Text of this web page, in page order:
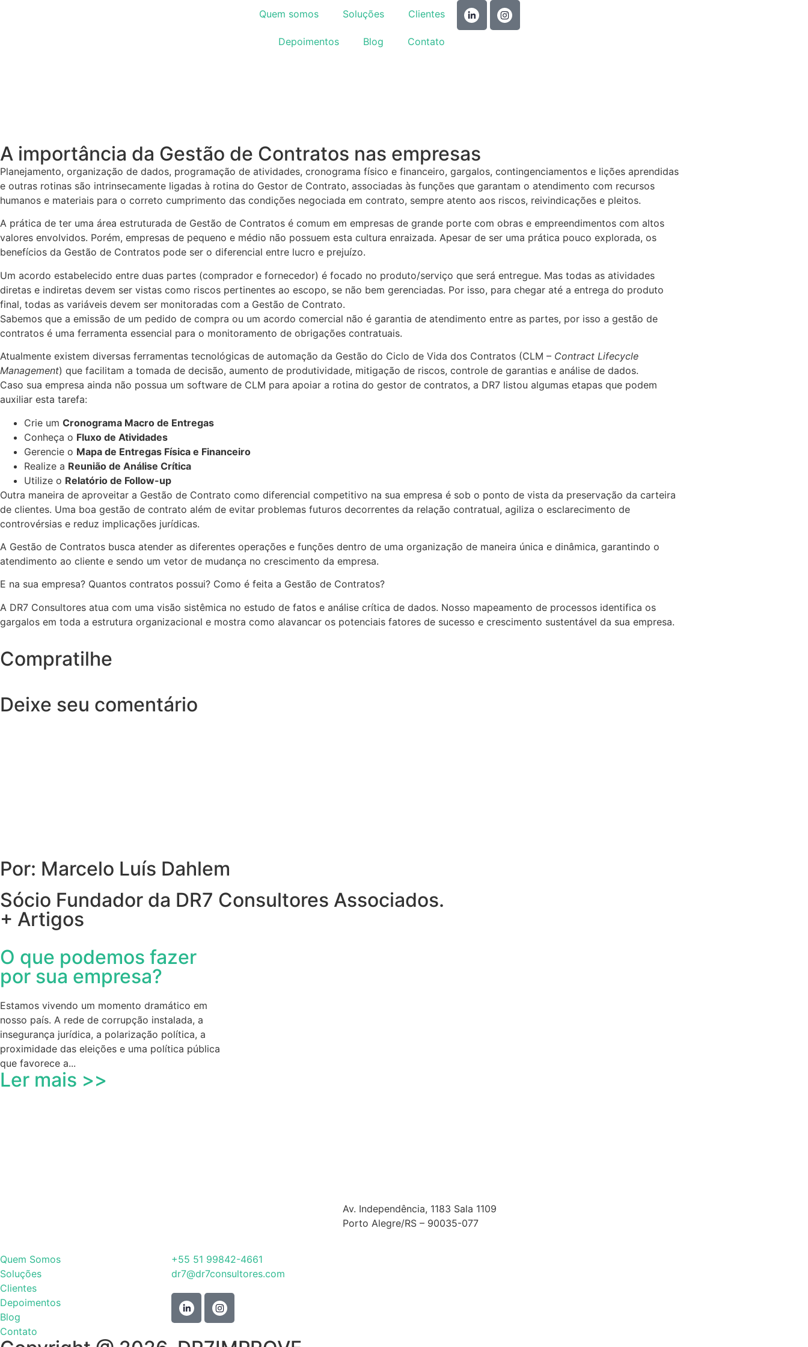
Quem somos Soluções Clientes
Depoimentos Blog Contato
A importância da Gestão de Contratos nas empresas
Planejamento, organização de dados, programação de atividades, cronograma físico e financeiro, gargalos, contingenciamentos e lições aprendidas
e outras rotinas são intrinsecamente ligadas à rotina do Gestor de Contrato, associadas às funções que garantam o atendimento com recursos
humanos e materiais para o correto cumprimento das condições negociada em contrato, sempre atento aos riscos, reivindicações e pleitos.
A prática de ter uma área estruturada de Gestão de Contratos é comum em empresas de grande porte com obras e empreendimentos com altos
valores envolvidos. Porém, empresas de pequeno e médio não possuem esta cultura enraizada. Apesar de ser uma prática pouco explorada, os
benefícios da Gestão de Contratos pode ser o diferencial entre lucro e prejuízo.
Um acordo estabelecido entre duas partes (comprador e fornecedor) é focado no produto/serviço que será entregue. Mas todas as atividades
diretas e indiretas devem ser vistas como riscos pertinentes ao escopo, se não bem gerenciadas. Por isso, para chegar até a entrega do produto
final, todas as variáveis devem ser monitoradas com a Gestão de Contrato.
Sabemos que a emissão de um pedido de compra ou um acordo comercial não é garantia de atendimento entre as partes, por isso a gestão de
contratos é uma ferramenta essencial para o monitoramento de obrigações contratuais.
Atualmente existem diversas ferramentas tecnológicas de automação da Gestão do Ciclo de Vida dos Contratos (CLM – Contract Lifecycle
Management) que facilitam a tomada de decisão, aumento de produtividade, mitigação de riscos, controle de garantias e análise de dados.
Caso sua empresa ainda não possua um software de CLM para apoiar a rotina do gestor de contratos, a DR7 listou algumas etapas que podem
auxiliar esta tarefa:
Crie um Cronograma Macro de Entregas
Conheça o Fluxo de Atividades
Gerencie o Mapa de Entregas Física e Financeiro
Realize a Reunião de Análise Crítica
Utilize o Relatório de Follow-up
Outra maneira de aproveitar a Gestão de Contrato como diferencial competitivo na sua empresa é sob o ponto de vista da preservação da carteira
de clientes. Uma boa gestão de contrato além de evitar problemas futuros decorrentes da relação contratual, agiliza o esclarecimento de
controvérsias e reduz implicações jurídicas.
A Gestão de Contratos busca atender as diferentes operações e funções dentro de uma organização de maneira única e dinâmica, garantindo o
atendimento ao cliente e sendo um vetor de mudança no crescimento da empresa.
E na sua empresa? Quantos contratos possui? Como é feita a Gestão de Contratos?
A DR7 Consultores atua com uma visão sistêmica no estudo de fatos e análise crítica de dados. Nosso mapeamento de processos identifica os
gargalos em toda a estrutura organizacional e mostra como alavancar os potenciais fatores de sucesso e crescimento sustentável da sua empresa.
Compratilhe
Deixe seu comentário
Por: Marcelo Luís Dahlem
Sócio Fundador da DR7 Consultores Associados.
+ Artigos
O que podemos fazer
por sua empresa?
Estamos vivendo um momento dramático em
nosso país. A rede de corrupção instalada, a
insegurança jurídica, a polarização política, a
proximidade das eleições e uma política pública
que favorece a...
Ler mais >>
Quem Somos
Soluções
Clientes
Depoimentos
Blog
Contato
+55 51 99842-4661
dr7@dr7consultores.com
Av. Independência, 1183 Sala 1109
Porto Alegre/RS – 90035-077